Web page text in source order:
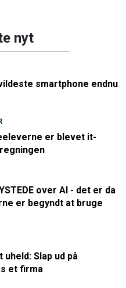
nyt
smartphone endnu
er blevet it-
over AI - det er da
er begyndt at bruge
Slap ud på
et firma